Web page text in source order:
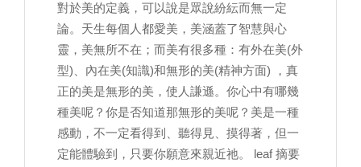
對於美的定義，可以說是眾說紛紜而無一定
論。天生每個人都愛美，美涵蓋了智慧與心
靈，美無所不在；而美有很多種：有外在美(外
型)、內在美(知識)和無形的美(精神方面) ，真
正的美是無形的美，使人謙遜。你心中有哪幾
種美呢？你是否知道那無形的美呢？美是一種
感動，不一定看得到、聽得見、摸得著，但一
定能體驗到，只要你願意來親近祂。 leaf 摘要